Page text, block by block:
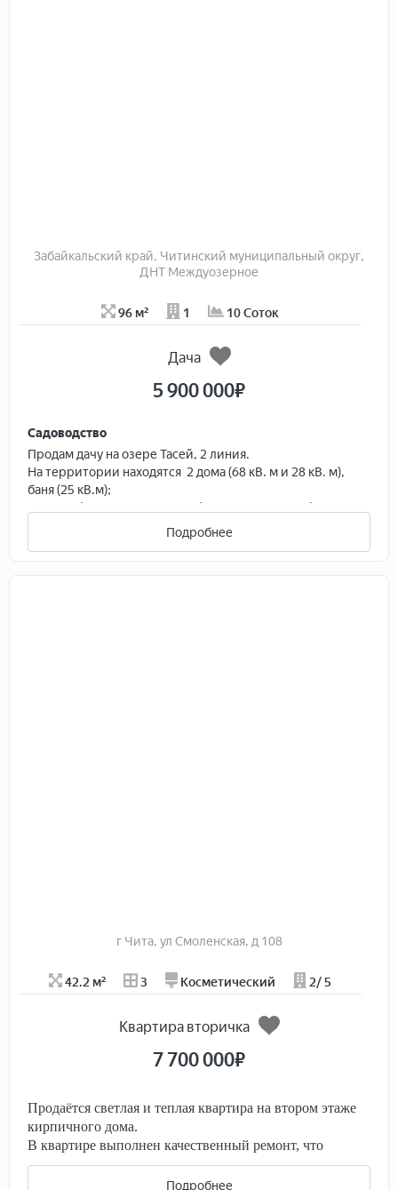
Забайкальский край, Читинский муниципальный округ,
ДНТ Междуозерное
96 м² 1 10 Соток
Дача
5 900 000₽
Садоводство
Продам дачу на озере Тасей, 2 линия.
На территории находятся 2 дoмa (68 кВ. м и 28 кB. м),
бaня (25 кB.м);
колoдeц (вода заведена в дом), гapaж c навесoм (входят
посaдок нет (ровный, крacивый газoн c возможнocтью
Подробнее
г Чита, ул Смоленская, д 108
42.2 м² 3 Косметический 2/ 5
Квартира вторичка
7 700 000₽
Продаётся светлая и теплая квартира на втором этаже
кирпичного дома.
В квартире выполнен качественный ремонт, что
создает атмосферу домашнего тепла и уюта.
Особенности квартиры:Подробнее